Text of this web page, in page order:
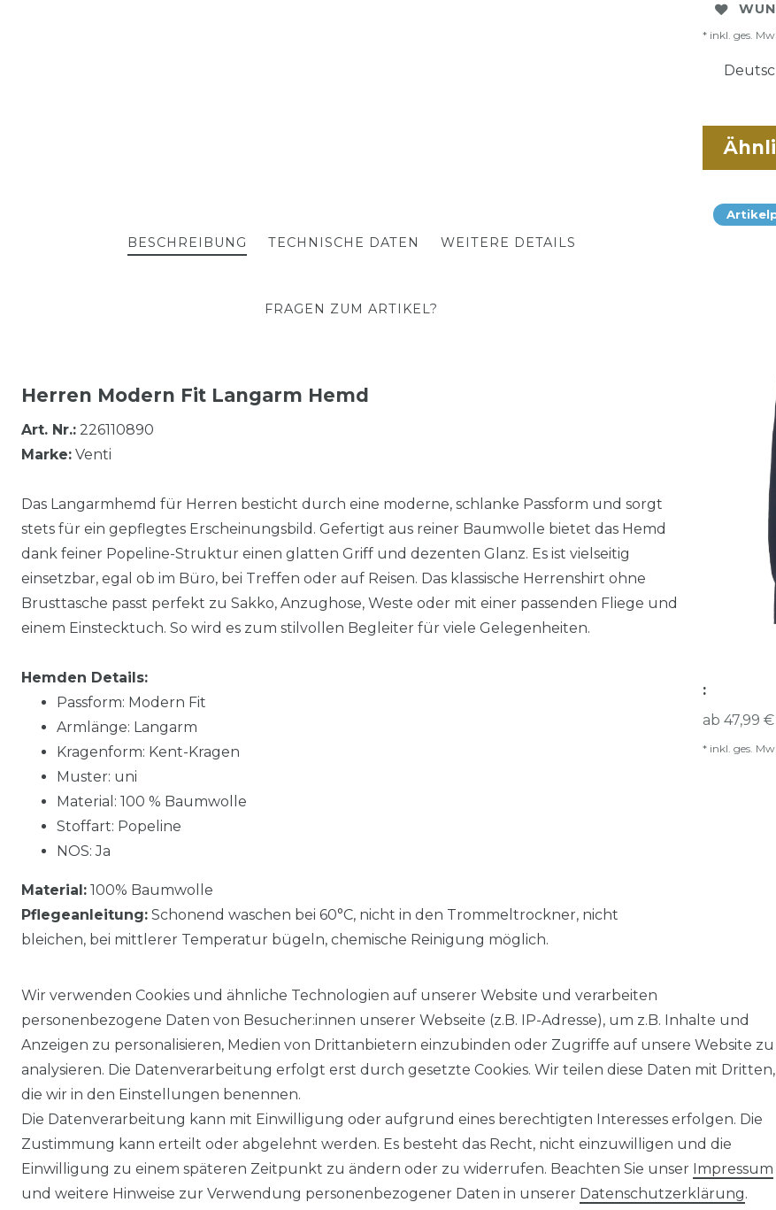
* inkl. ges.
BESCHREIBUNG TECHNISCHE DATEN WEITERE DETAILS
FRAGEN ZUM ARTIKEL?
Herren Modern Fit Langarm Hemd
Art. Nr.: 226110890
Marke: Venti
Das Langarmhemd für Herren besticht durch eine moderne, schlanke Passform und sorgt
stets für ein gepflegtes Erscheinungsbild. Gefertigt aus reiner Baumwolle bietet das Hemd
dank feiner Popeline-Struktur einen glatten Griff und dezenten Glanz. Es ist vielseitig
einsetzbar, egal ob im Büro, bei Treffen oder auf Reisen. Das klassische Herrenshirt ohne
Brusttasche passt perfekt zu Sakko, Anzughose, Weste oder mit einer passenden Fliege und
einem Einstecktuch. So wird es zum stilvollen Begleiter für viele Gelegenheiten.
Hemden Details:
Passform: Modern Fit
Armlänge: Langarm
Kragenform: Kent-Kragen
Muster: uni
Material: 100 % Baumwolle
Stoffart: Popeline
NOS: Ja
Material: 100% Baumwolle
Pflegeanleitung: Schonend waschen bei 60°C, nicht in den Trommeltrockner, nicht
bleichen, bei mittlerer Temperatur bügeln, chemische Reinigung möglich.
:
ab 47,99
* inkl. ges.
Impressum Daten­schutz­erklärung AGB Barrierefreiheitserklärung Widerrufs­recht
Wir verwenden Cookies und ähnliche Technologien auf unserer Website und verarbeiten
personenbezogene Daten von Besucher:innen unserer Webseite (z.B. IP-Adresse), um z.B. Inhalte und
Anzeigen zu personalisieren, Medien von Drittanbietern einzubinden oder Zugriffe auf unsere Website zu
analysieren. Die Datenverarbeitung erfolgt erst durch gesetzte Cookies. Wir teilen diese Daten mit Dritten,
die wir in den Einstellungen benennen.
Die Datenverarbeitung kann mit Einwilligung oder aufgrund eines berechtigten Interesses erfolgen. Die
Zustimmung kann erteilt oder abgelehnt werden. Es besteht das Recht, nicht einzuwilligen und die
Einwilligung zu einem späteren Zeitpunkt zu ändern oder zu widerrufen. Beachten Sie unser Impressum
und weitere Hinweise zur Verwendung personenbezogener Daten in unserer Daten­schutz­erklärung.